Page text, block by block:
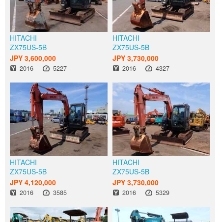
HITACHI
ZX75US-5B
JPY 3,600,000
出厂年份
2016 小时
5227
HITACHI
ZX75US-5B
JPY 3,730,000
出厂年份
2016 小时
4327
HITACHI
ZX75US-5B
JPY 4,120,000
出厂年份
2016 小时
3585
HITACHI
ZX75US-5B
JPY 3,730,000
出厂年份
2016 小时
5329